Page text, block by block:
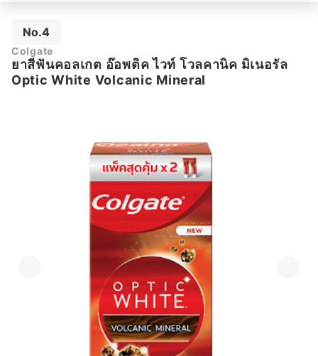
No.4
Colgate
ยาสีฟันคอลเกต อ๊อพติค ไวท์ โวลคานิค มิเนอรัล
Optic White Volcanic Mineral